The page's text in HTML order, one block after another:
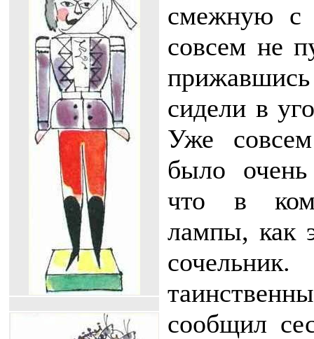
смежную с
совсем не
сидели в
Уже
было
что в
лампы, как
сообщил